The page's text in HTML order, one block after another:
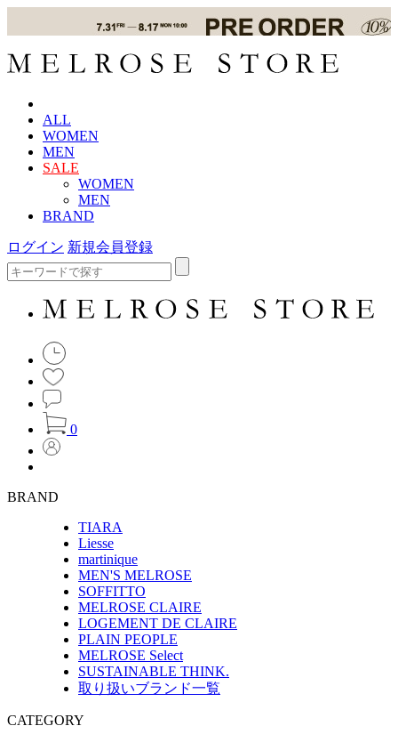
ALL
WOMEN
MEN
SALE
WOMEN
MEN
BRAND
ログイン 新規会員登録
0
BRAND
TIARA
Liesse
martinique
MEN'S MELROSE
SOFFITTO
MELROSE CLAIRE
LOGEMENT DE CLAIRE
PLAIN PEOPLE
MELROSE Select
SUSTAINABLE THINK.
取り扱いブランド一覧
CATEGORY